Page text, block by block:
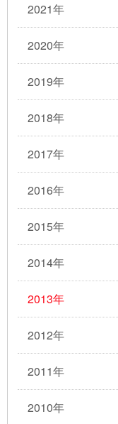
2021年
2020年
2019年
2018年
2017年
2016年
2015年
2014年
2013年
2012年
2011年
2010年